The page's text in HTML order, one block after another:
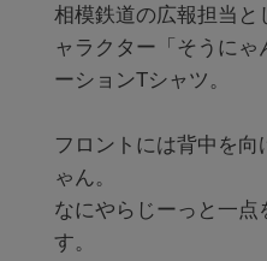
相模鉄道の広報担当と
ャラクター「そうにゃ
ーションTシャツ。
フロントには背中を向
ゃん。
なにやらじーっと一点
す。